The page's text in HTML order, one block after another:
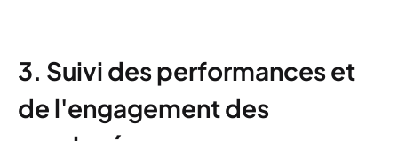
3. Suivi des performances et
de l'engagement des